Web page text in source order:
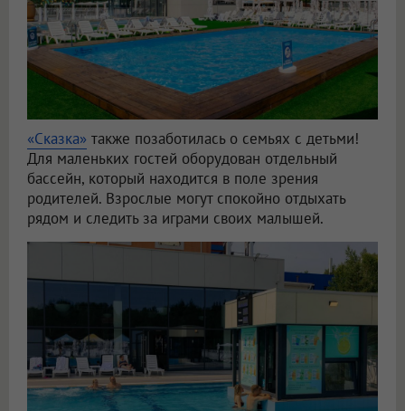
«Сказка» также позаботилась о семьях с детьми!
Для маленьких гостей оборудован отдельный
бассейн, который находится в поле зрения
родителей. Взрослые могут спокойно отдыхать
рядом и следить за играми своих малышей.